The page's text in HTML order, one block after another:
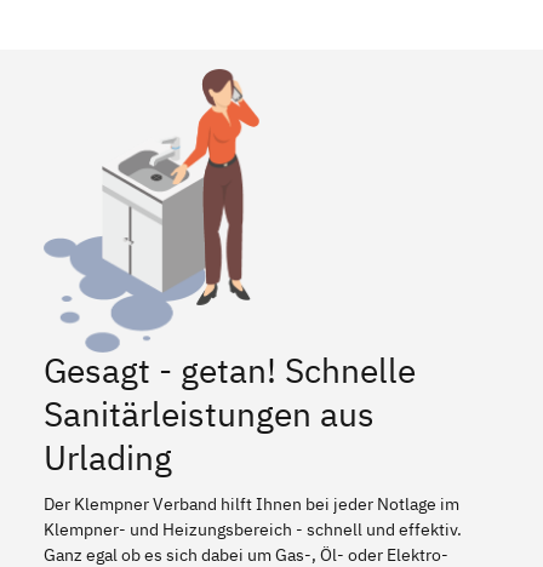
Gesagt - getan! Schnelle
Sanitärleistungen aus
Urlading
Der Klempner Verband hilft Ihnen bei jeder Notlage im
Klempner- und Heizungsbereich - schnell und effektiv.
Ganz egal ob es sich dabei um Gas-, Öl- oder Elektro-